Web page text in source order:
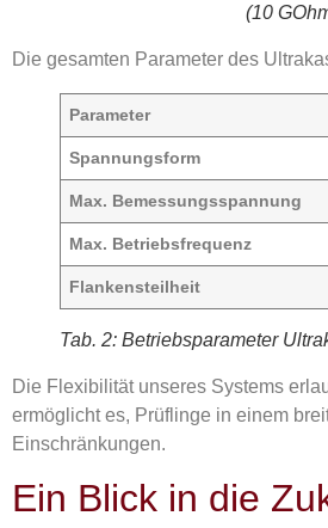
(10
Die gesamten Parameter des
Parameter
Spannungsform
Max. Bemessungsspannung
Max. Betriebsfrequenz
Flankensteilheit
Tab. 2: Betriebsparameter
Die Flexibilität unseres Systems
ermöglicht es, Prüflinge in einem
Einschränkungen.
Ein Blick in die